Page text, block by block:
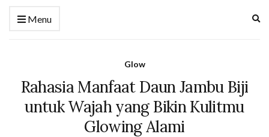
Menu
Glow
Rahasia Manfaat Daun Jambu Biji
untuk Wajah yang Bikin Kulitmu
Glowing Alami